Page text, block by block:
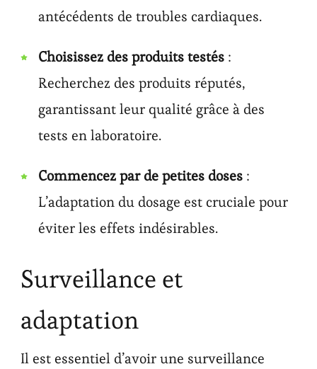
antécédents de troubles cardiaques.
Choisissez des produits testés :
Recherchez des produits réputés,
garantissant leur qualité grâce à des
tests en laboratoire.
Commencez par de petites doses :
L’adaptation du dosage est cruciale pour
éviter les effets indésirables.
Surveillance et
adaptation
Il est essentiel d’avoir une surveillance